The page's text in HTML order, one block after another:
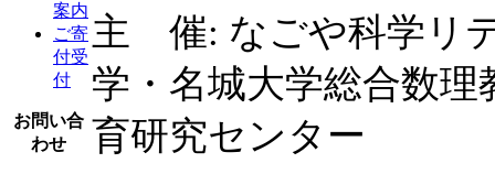
案内
ご寄
付受
付
お問い合
わせ
主 催: なごや科学リ
学・名城大学総合数
育研究センター